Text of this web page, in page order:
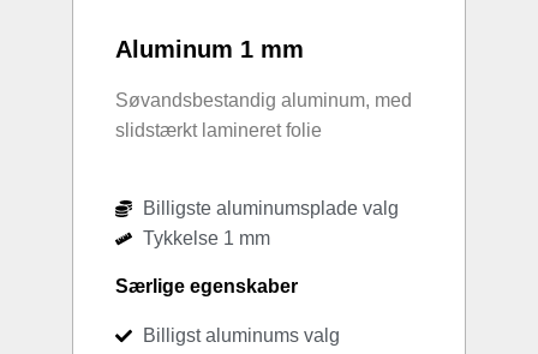
Aluminum 1 mm
Søvandsbestandig aluminum, med
slidstærkt lamineret folie
Billigste aluminumsplade valg
Tykkelse 1 mm
Særlige egenskaber
Billigst aluminums valg